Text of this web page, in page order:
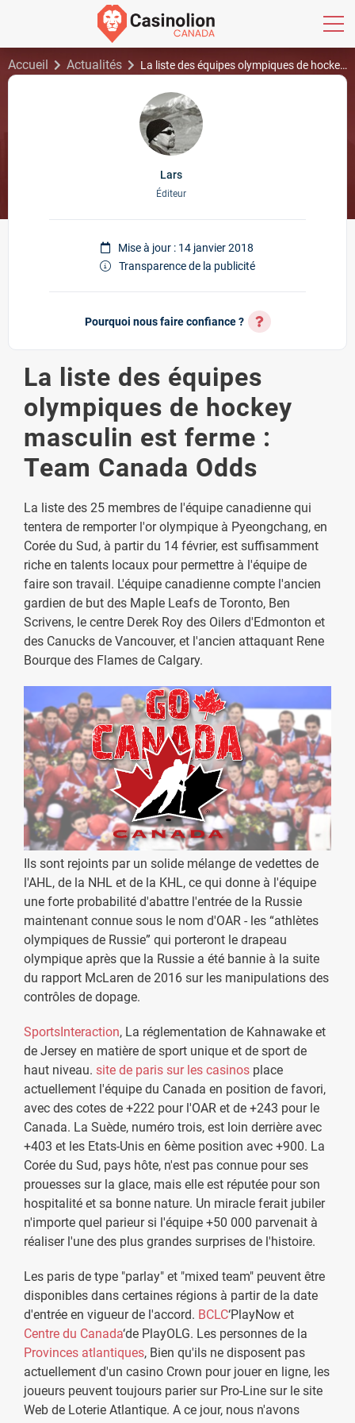
Accueil Actualités La liste des équipes olympiques de hockey masculin est ferme : Team Canada Odds
Lars
Éditeur
Mise à jour : 14 janvier 2018
Transparence de la publicité
Pourquoi nous faire confiance ?
La liste des équipes
olympiques de hockey
masculin est ferme :
Team Canada Odds
La liste des 25 membres de l'équipe canadienne qui
tentera de remporter l'or olympique à Pyeongchang, en
Corée du Sud, à partir du 14 février, est suffisamment
riche en talents locaux pour permettre à l'équipe de
faire son travail. L'équipe canadienne compte l'ancien
gardien de but des Maple Leafs de Toronto, Ben
Scrivens, le centre Derek Roy des Oilers d'Edmonton et
des Canucks de Vancouver, et l'ancien attaquant Rene
Bourque des Flames de Calgary.
Ils sont rejoints par un solide mélange de vedettes de
l'AHL, de la NHL et de la KHL, ce qui donne à l'équipe
une forte probabilité d'abattre l'entrée de la Russie
maintenant connue sous le nom d'OAR - les “athlètes
olympiques de Russie” qui porteront le drapeau
olympique après que la Russie a été bannie à la suite
du rapport McLaren de 2016 sur les manipulations des
contrôles de dopage.
SportsInteraction, La réglementation de Kahnawake et
de Jersey en matière de sport unique et de sport de
haut niveau. site de paris sur les casinos place
actuellement l'équipe du Canada en position de favori,
avec des cotes de +222 pour l'OAR et de +243 pour le
Canada. La Suède, numéro trois, est loin derrière avec
+403 et les Etats-Unis en 6ème position avec +900. La
Corée du Sud, pays hôte, n'est pas connue pour ses
prouesses sur la glace, mais elle est réputée pour son
hospitalité et sa bonne nature. Un miracle ferait jubiler
n'importe quel parieur si l'équipe +50 000 parvenait à
réaliser l'une des plus grandes surprises de l'histoire.
Les paris de type "parlay" et "mixed team" peuvent être
disponibles dans certaines régions à partir de la date
d'entrée en vigueur de l'accord. BCLC‘PlayNow et
Centre du Canada‘de PlayOLG. Les personnes de la
Provinces atlantiques, Bien qu'ils ne disposent pas
actuellement d'un casino Crown pour jouer en ligne, les
joueurs peuvent toujours parier sur Pro-Line sur le site
Web de Loterie Atlantique. A ce jour, nous n'avons